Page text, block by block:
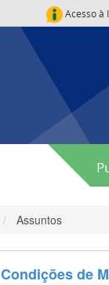
Acesso à
Assuntos
Condições de